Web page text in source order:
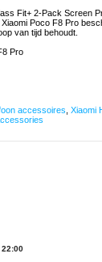
Fit+ 2-Pack Screen
Poco F8 Pro
van tijd behoudt.
Pro
accessoires Xiaomi
22:00